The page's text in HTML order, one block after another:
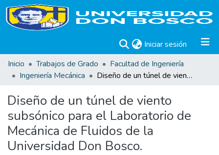
Iniciar sesión (current)
Inicio
Trabajos de Grado
Facultad de Ingeniería
Ingeniería Mecánica
Diseño de un túnel de viento subsónico para el Laboratorio de Mecánica de Fluidos de la Universidad Don Bosco.
Diseño de un túnel de viento
subsónico para el Laboratorio de
Mecánica de Fluidos de la
Universidad Don Bosco.